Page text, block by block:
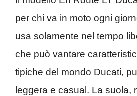
per chi va in moto ogni
usa solamente nel tempo
che può vantare
tipiche del mondo Ducati,
leggera e casual. La suola,